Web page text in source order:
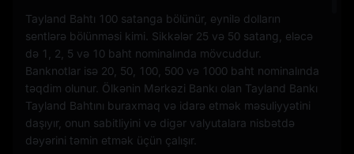
Tayland Bahtı 100 satanga bölünür, eynilə dolların
sentlərə bölünməsi kimi. Sikkələr 25 və 50 satang, eləcə
də 1, 2, 5 və 10 baht nominalında mövcuddur.
Banknotlar isə 20, 50, 100, 500 və 1000 baht nominalında
təqdim olunur. Ölkənin Mərkəzi Bankı olan Tayland Bankı
Tayland Bahtını buraxmaq və idarə etmək məsuliyyətini
daşıyır, onun sabitliyini və digər valyutalara nisbətdə
dəyərini təmin etmək üçün çalışır.